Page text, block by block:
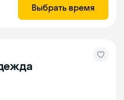
Выбрать время